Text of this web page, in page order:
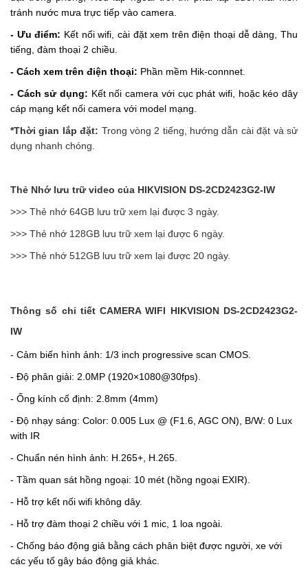
tránh nước mưa trực tiếp vào camera.
- Ưu điểm: Kết nối wifi, cài đặt xem trên điện thoại dễ dàng,Thu
tiếng, đàm thoại 2 chiều.
- Cách xem trên điện thoại: Phần mềm Hik-connnet.
- Cách sử dụng: Kết nối camera với cục phát wifi, hoặc kéo dây
cáp mạng kết nối camera với model mạng.
*Thời gian lắp đặt: Trong vòng 2 tiếng, hướng dẫn cài đặt và sử
dụng nhanh chóng.
Thẻ Nhớ lưu trữ video của HIKVISION DS-2CD2423G2-IW
>>> Thẻ nhớ 64GB lưu trữ xem lại được 3 ngày.
>>> Thẻ nhớ 128GB lưu trữ xem lại được 6 ngày.
>>> Thẻ nhớ 512GB lưu trữ xem lại được 20 ngày.
Thông số chi tiếtCAMERA WIFI HIKVISION DS-2CD2423G2-
IW
- Cảm biến hình ảnh: 1/3 inch progressive scan CMOS.
- Độ phân giải: 2.0MP (1920×1080@30fps).
- Ống kính cố định: 2.8mm (4mm)
- Độ nhạy sáng: Color: 0.005 Lux @ (F1.6, AGC ON), B/W: 0 Lux
with IR
- Chuẩn nén hình ảnh: H.265+, H.265.
- Tầm quan sát hồng ngoại: 10 mét (hồng ngoại EXIR).
- Hỗ trợ kết nối wifi không dây.
- Hỗ trợ đàm thoại 2 chiều với 1 mic, 1 loa ngoài.
- Chống báo động giả bằng cách phân biệt được người, xe với
các yếu tố gây báo động giả khác.